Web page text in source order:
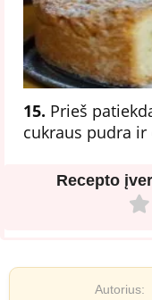
15. Prieš
cukraus pudra
Recepto
Autorius: